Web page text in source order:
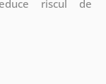
riscul de